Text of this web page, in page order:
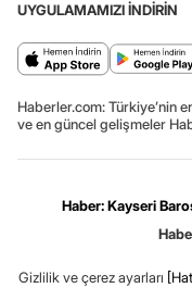
UYGULAMAMIZI İNDİRİN
Haberler.com: Türkiye’nin
ve en güncel gelişmeler
Haber: Kayseri
Gizlilik ve çerez ayarları